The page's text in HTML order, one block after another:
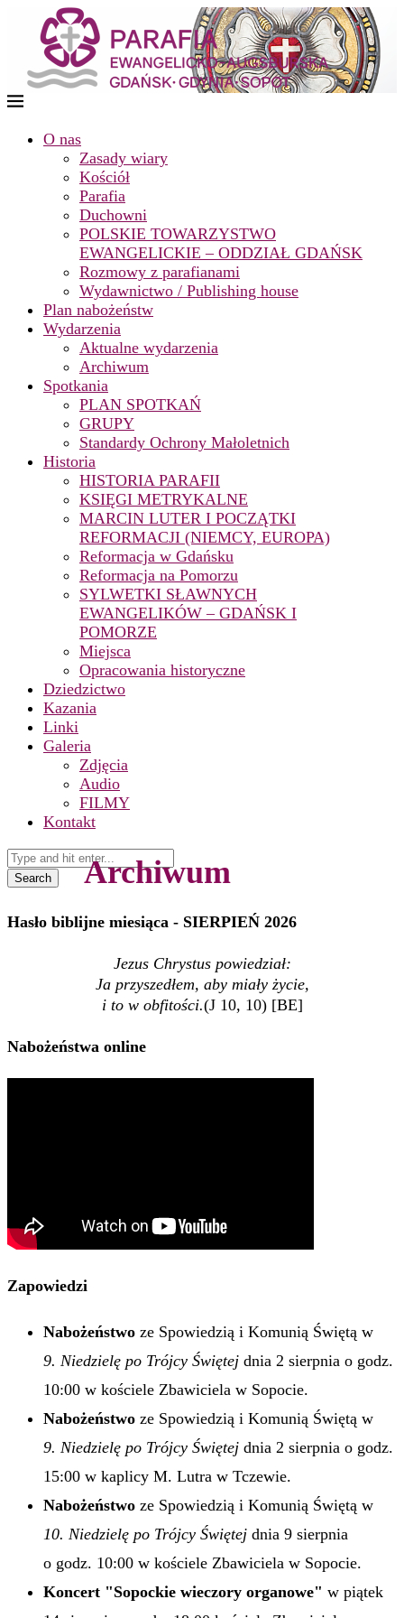
O nas
Zasady wiary
Kościół
Parafia
Duchowni
POLSKIE TOWARZYSTWO
EWANGELICKIE – ODDZIAŁ GDAŃSK
Rozmowy z parafianami
Wydawnictwo / Publishing house
Plan nabożeństw
Wydarzenia
Aktualne wydarzenia
Archiwum
Spotkania
PLAN SPOTKAŃ
GRUPY
Standardy Ochrony Małoletnich
Historia
HISTORIA PARAFII
KSIĘGI METRYKALNE
MARCIN LUTER I POCZĄTKI
REFORMACJI (NIEMCY, EUROPA)
Reformacja w Gdańsku
Reformacja na Pomorzu
SYLWETKI SŁAWNYCH
EWANGELIKÓW – GDAŃSK I
POMORZE
Miejsca
Opracowania historyczne
Dziedzictwo
Kazania
Linki
Galeria
Zdjęcia
Audio
FILMY
Kontakt
Search Archiwum
Hasło biblijne miesiąca - SIERPIEŃ 2026
Jezus Chrystus powiedział:
Ja przyszedłem, aby miały życie,
i to w obfitości.(J 10, 10) [BE]
Nabożeństwa online
Zapowiedzi
Nabożeństwo ze Spowiedzią i Komunią Świętą w
9. Niedzielę po Trójcy Świętej dnia 2 sierpnia o godz.
10:00 w kościele Zbawiciela w Sopocie.
Nabożeństwo ze Spowiedzią i Komunią Świętą w
9. Niedzielę po Trójcy Świętej dnia 2 sierpnia o godz.
15:00 w kaplicy M. Lutra w Tczewie.
Nabożeństwo ze Spowiedzią i Komunią Świętą w
10. Niedzielę po Trójcy Świętej dnia 9 sierpnia
o godz. 10:00 w kościele Zbawiciela w Sopocie.
Koncert "Sopockie wieczory organowe" w piątek